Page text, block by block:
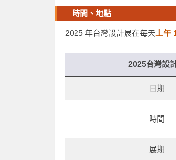
時間、地點
2025 年台灣設計展在每天 上午
2025台灣設
日期
時間
展期